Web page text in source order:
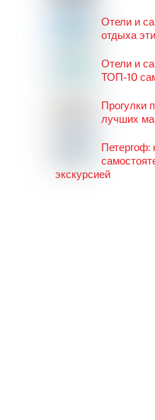
Отели и
отдыха
Отели и
ТОП-10
Прогулки
лучших
Петергоф:
экскурсией